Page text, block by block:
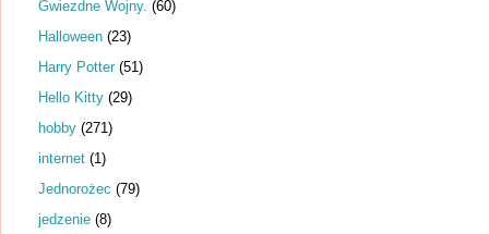
Gwiezdne Wojny. (60)
Halloween (23)
Harry Potter (51)
Hello Kitty (29)
hobby (271)
internet (1)
Jednorożec (79)
jedzenie (8)